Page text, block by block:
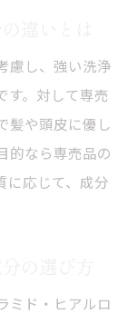
慮し、強い洗浄
す。対して専売
髪や頭皮に優し
的なら専売品の
に応じて、成分
ミド・ヒアルロ